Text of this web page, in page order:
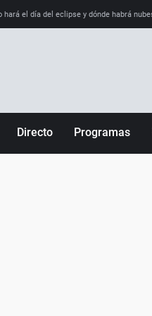
hará el día del eclipse y dónde habrá
Directo Programas